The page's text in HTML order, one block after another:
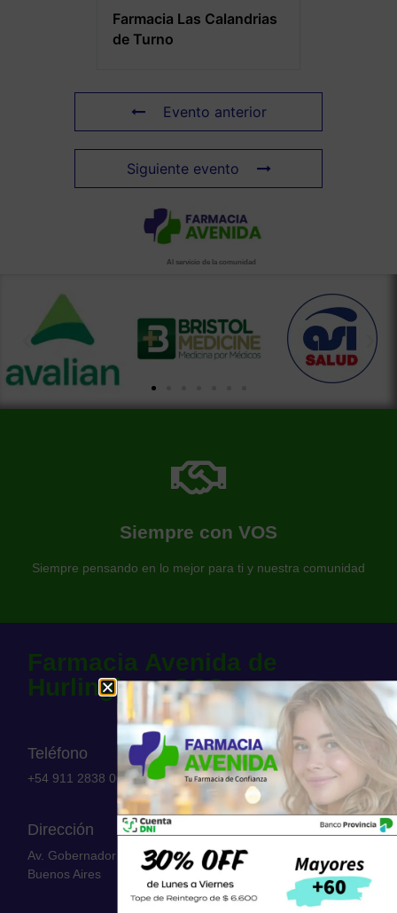
Farmacia Las Calandrias
de Turno
Evento anterior
Siguiente evento
Al servicio de la comunidad
Siempre con VOS
Siempre pensando en lo mejor para ti y nuestra comunidad
Farmacia Avenida
Somos una farmacia al servicio de nuestra comunidad
Más información de nuestra farmacia
Farmacia Avenida de
Hurlingham SCS
Teléfono
+54 911 2838 0654​
Dirección
Av. Gobernador Vergara 3263 | Hurlingham 1686 | Provincia:
Buenos Aires